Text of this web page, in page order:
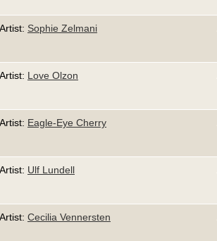
Artist: Sophie Zelmani
Artist: Love Olzon
Artist: Eagle-Eye Cherry
Artist: Ulf Lundell
Artist: Cecilia Vennersten